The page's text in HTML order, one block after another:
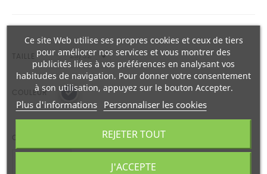
TAILLE
COULEUR
QUANTITÉ
Ce site Web utilise ses propres cookies et ceux de tiers
pour améliorer nos services et vous montrer des
publicités liées à vos préférences en analysant vos
habitudes de navigation. Pour donner votre consentement
à son utilisation, appuyez sur le bouton Accepter.
Plus d'informations Personnaliser les cookies
REJETER TOUT
J'ACCEPTE